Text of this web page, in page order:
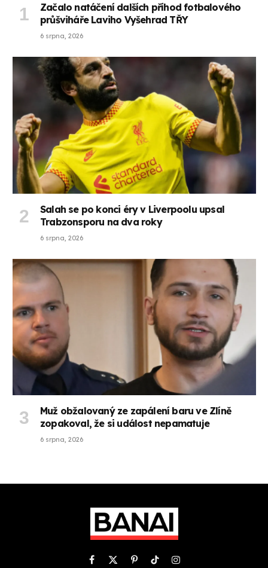
Začalo natáčení dalších příhod fotbalového
průšviháře Laviho Vyšehrad TŘY
6 srpna, 2026
Salah se po konci éry v Liverpoolu upsal
Trabzonsporu na dva roky
6 srpna, 2026
Muž obžalovaný ze zapálení baru ve Zlíně
zopakoval, že si událost nepamatuje
6 srpna, 2026
Facebook
X PinterestTikTokInstagram